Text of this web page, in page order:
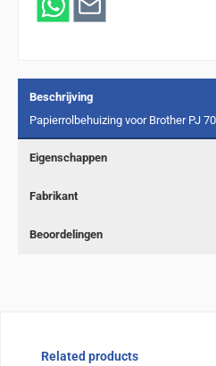
Beschrijving
Papierrolbehuizing voor Brother PJ
Eigenschappen
Fabrikant
Beoordelingen
Sla de afbeeldingengalerij over
Related products